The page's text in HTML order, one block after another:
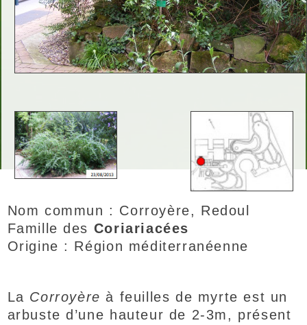
Nom commun : Corroyère, Redoul
Famille des Coriariacées
Origine : Région méditerranéenne
La Corroyèreà feuilles de myrte est un
arbuste d’une hauteur de 2-3m, présent